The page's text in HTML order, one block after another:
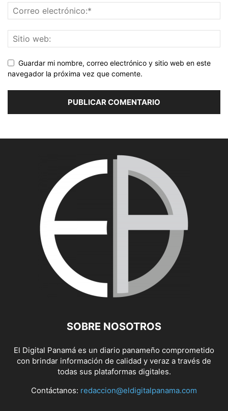
Guardar mi nombre, correo electrónico y sitio web en este
navegador la próxima vez que comente.
SOBRE NOSOTROS
El Digital Panamá es un diario panameño comprometido
con brindar información de calidad y veraz a través de
todas sus plataformas digitales.
Contáctanos: redaccion@eldigitalpanama.com